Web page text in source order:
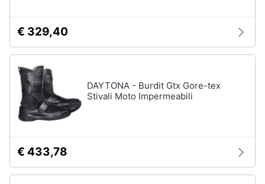
€ 329,40
DAYTONA - Burdit Gtx Gore-tex
Stivali Moto Impermeabili
€ 433,78